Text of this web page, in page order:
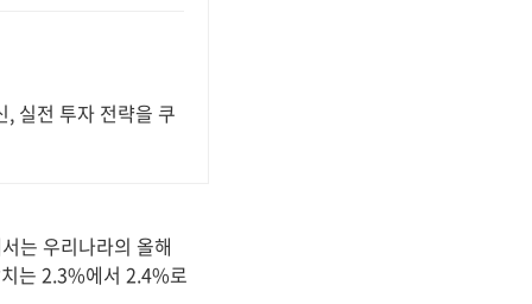
실전 투자 전략을 쿠
는 우리나라의 올해
는 2.3%에서 2.4%로